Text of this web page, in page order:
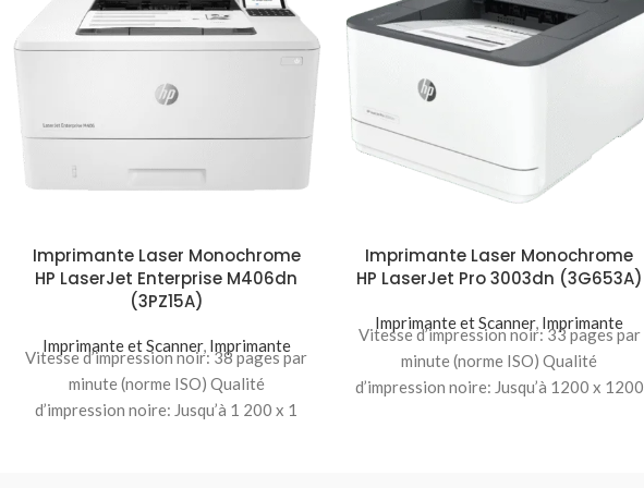
Imprimante Laser Monochrome
HP LaserJet Enterprise M406dn
(3PZ15A)
Imprimante et Scanner, Imprimante
Vitesse d’impression noir: 38 pages par
minute (norme ISO) Qualité
d’impression noire: Jusqu’à 1 200 x 1
Imprimante Laser Monochrome
HP LaserJet Pro 3003dn (3G653A)
Imprimante et Scanner, Imprimante
Vitesse d’impression noir: 33 pages par
minute (norme ISO) Qualité
d’impression noire: Jusqu’à 1200 x 1200